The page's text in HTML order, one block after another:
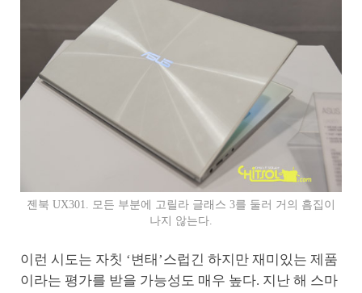
젠북 UX301. 모든 부분에 고릴라 글래스 3를 둘러 거의 흠집이
나지 않는다.
이런 시도는 자칫 ‘변태’스럽긴 하지만 재미있는 제품
이라는 평가를 받을 가능성도 매우 높다. 지난 해 스마